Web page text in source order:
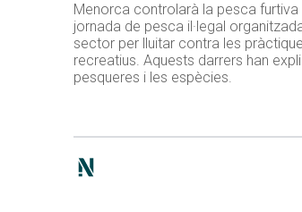
Menorca controlarà la pesca furtiva
jornada de pesca il·legal
sector per lluitar contra les
recreatius. Aquests darrers han
pesqueres i les espècies.